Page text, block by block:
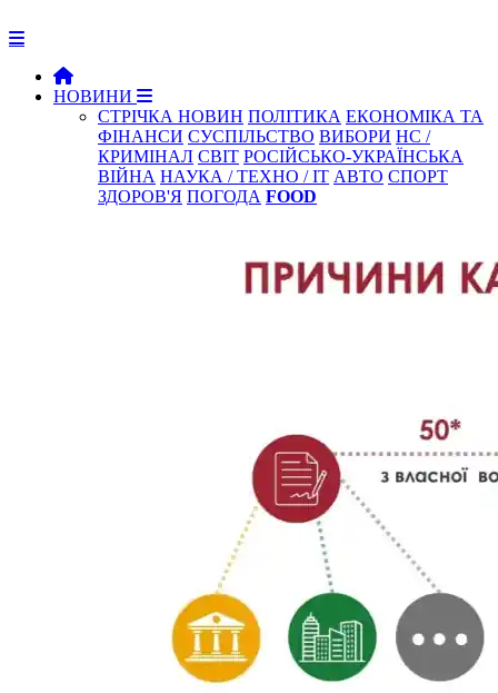
НОВИНИ
СТРІЧКА НОВИН ПОЛІТИКА ЕКОНОМІКА ТА
ФІНАНСИ СУСПІЛЬСТВО ВИБОРИ НС /
КРИМІНАЛ СВІТ РОСІЙСЬКО-УКРАЇНСЬКА
ВІЙНА НАУКА / ТЕХНО / IT АВТО СПОРТ
ЗДОРОВ'Я ПОГОДА FOOD